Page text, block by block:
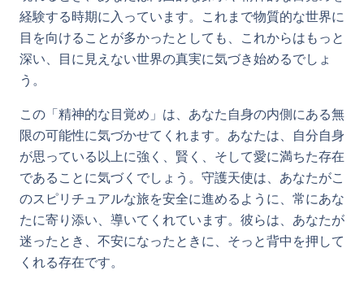
経験する時期に入っています。これまで物質的な世界に
目を向けることが多かったとしても、これからはもっと
深い、目に見えない世界の真実に気づき始めるでしょ
う。
この「精神的な目覚め」は、あなた自身の内側にある無
限の可能性に気づかせてくれます。あなたは、自分自身
が思っている以上に強く、賢く、そして愛に満ちた存在
であることに気づくでしょう。守護天使は、あなたがこ
のスピリチュアルな旅を安全に進めるように、常にあな
たに寄り添い、導いてくれています。彼らは、あなたが
迷ったとき、不安になったときに、そっと背中を押して
くれる存在です。